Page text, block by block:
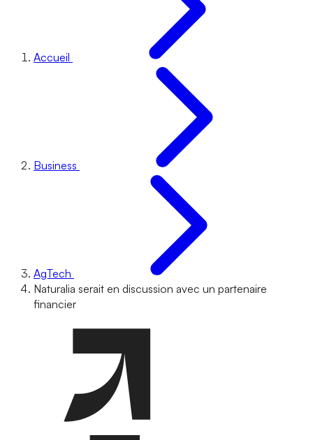
Accueil
Business
AgTech
Naturalia serait en discussion avec un partenaire
financier